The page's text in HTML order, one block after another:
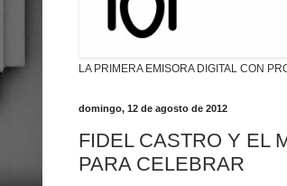
LA PRIMERA EMISORA DIGITAL CON
domingo, 12 de agosto de 2012
FIDEL CASTRO Y EL
PARA CELEBRAR